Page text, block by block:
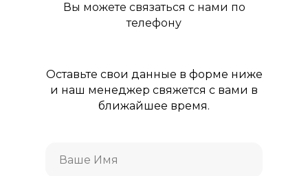
Оставьте свои данные в форме ниже
и наш менеджер свяжется с вами в
ближайшее время.
Вы можете связаться с нами по
телефону